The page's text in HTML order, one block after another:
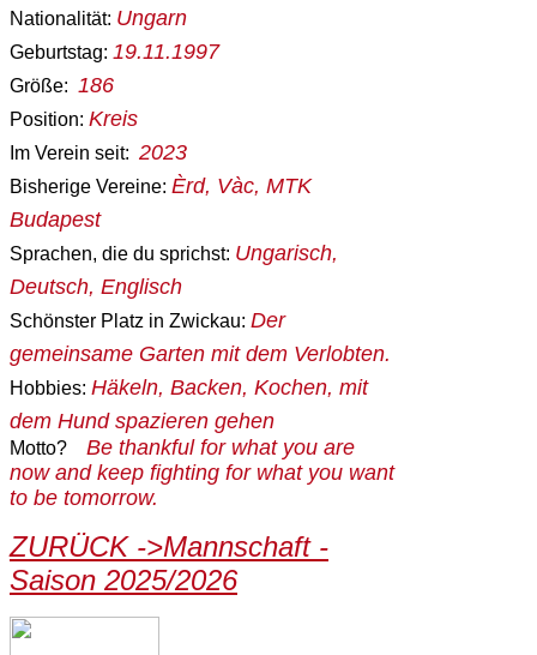
Nationalität: Ungarn
Geburtstag: 19.11.1997
Größe: 186
Position: Kreis
Im Verein seit: 2023
Bisherige Vereine: Èrd, Vàc, MTK
Budapest
Sprachen, die du sprichst: Ungarisch,
Deutsch, Englisch
Schönster Platz in Zwickau: Der
gemeinsame Garten mit dem Verlobten.
Hobbies: Häkeln, Backen, Kochen, mit
dem Hund spazieren gehen
Motto? Be thankful for what you are
now and keep fighting for what you want
to be tomorrow.
ZURÜCK ->Mannschaft -
Saison 2025/2026